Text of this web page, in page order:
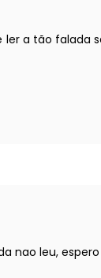
a tão falada
nao leu,